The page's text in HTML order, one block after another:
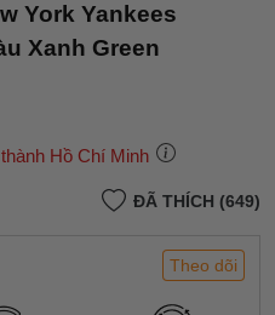
York Yankees
Xanh Green
Hồ Chí Minh
ĐÃ THÍCH (649)
Theo dõi